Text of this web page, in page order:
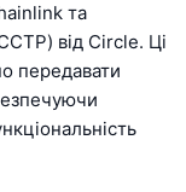
та
від Circle. Ці
передавати